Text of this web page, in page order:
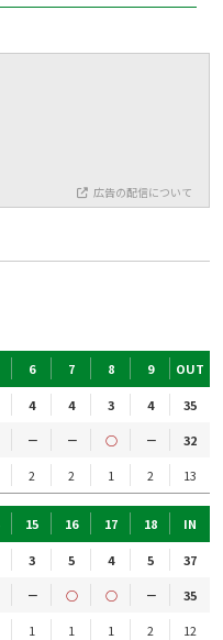
広告の配信について
6 7 8 9 OUT
4 4 3 4
35
－ － ○ －
32
2 2 1 2 13
15 16 17 18 IN
3 5 4 5
37
－ ○ ○ －
35
1 1 1 2 12